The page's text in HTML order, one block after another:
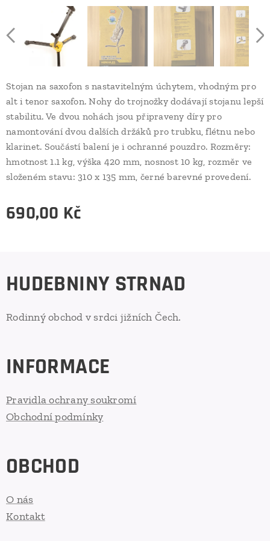
Stojan na saxofon s nastavitelným úchytem, vhodným pro
alt i tenor saxofon. Nohy do trojnožky dodávají stojanu lepší
stabilitu. Ve dvou nohách jsou připraveny díry pro
namontování dvou dalších držáků pro trubku, flétnu nebo
klarinet. Součástí balení je i ochranné pouzdro. Rozměry:
hmotnost 1.1 kg, výška 420 mm, nosnost 10 kg, rozměr ve
složeném stavu: 310 x 135 mm, černé barevné provedení.
690,00 Kč
HUDEBNINY STRNAD
Rodinný obchod v srdci jižních Čech.
INFORMACE
Pravidla ochrany soukromí
Obchodní podmínky
OBCHOD
O nás
Kontakt